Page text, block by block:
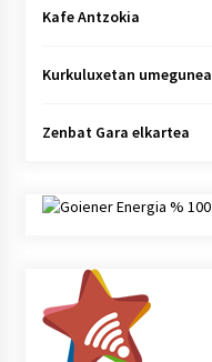
Kafe Antzokia
Kurkuluxetan umegunea
Zenbat Gara elkartea